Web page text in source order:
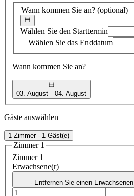
Wann kommen Sie an? (optional)
Wählen Sie den Starttermin
Wählen Sie das Enddatum
Wann kommen Sie an?
03. August 04. August
Gäste auswählen
1 Zimmer - 1 Gäst(e)
Zimmer 1
Zimmer 1
Erwachsene(r)
- Entfernen Sie einen Erwachsenen